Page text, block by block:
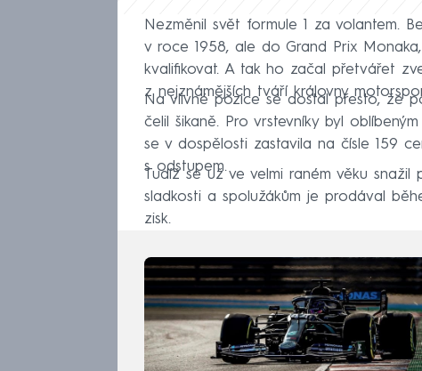
Nezměnil svět formule 1 za volantem.
v roce 1958, ale do Grand Prix
kvalifikovat. A tak ho začal přetvářet
z nejznámějších tváří královny
Na vlivné pozice se dostal přesto, že
čelil šikaně. Pro vrstevníky byl
se v dospělosti zastavila na čísle 159
s odstupem.
Tudíž se už ve velmi raném věku snažil
sladkosti a spolužákům je prodával
zisk.